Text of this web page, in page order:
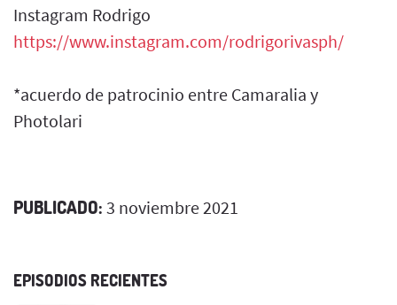
Instagram Rodrigo
https://www.instagram.com/rodrigorivasph/
*acuerdo de patrocinio entre Camaralia y
Photolari
PUBLICADO: 3 noviembre 2021
EPISODIOS RECIENTES